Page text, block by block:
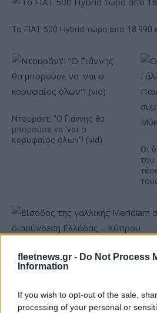
fleetnews.gr - Do Not Process
Information
If you wish to opt-out of the sale,
processing of your personal or
Το FIAT 500 Hybrid τώρα από 18.990
Ντουράντ: "Ο Γιάννης θα
μπορούσε να 'ναι ο
κορυφαίος όλων"! (vid)
Οι
του
Είσοδος της γαλλικής Meridiam
Ελλάδας – Κύπρου